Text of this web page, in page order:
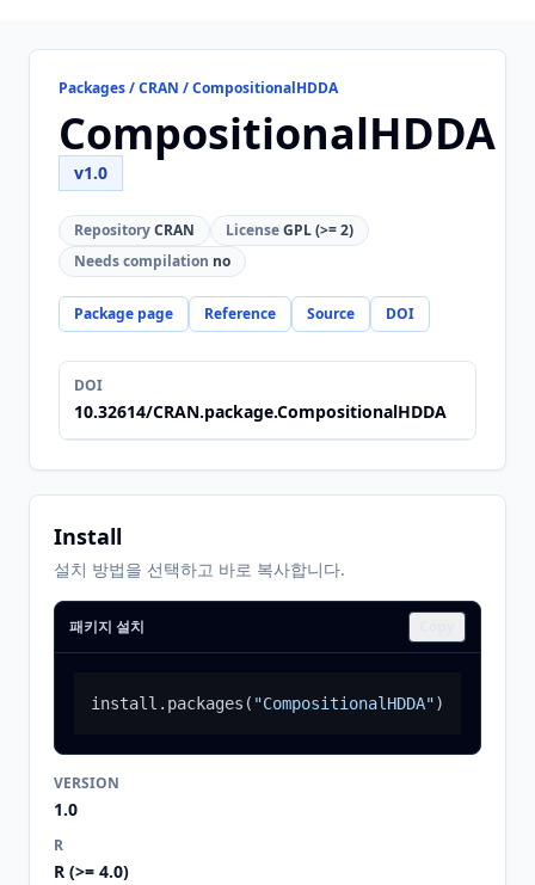
Packages / CRAN / CompositionalHDDA
CompositionalHDDA
v1.0
RepositoryCRAN LicenseGPL (>= 2)
Needs compilation no
Package page Reference Source DOI
DOI
10.32614/CRAN.package.CompositionalHDDA
Install
설치 방법을 선택하고 바로 복사합니다.
패키지 설치
install.packages ( "CompositionalHDDA")
VERSION
1.0
R
R (>= 4.0)